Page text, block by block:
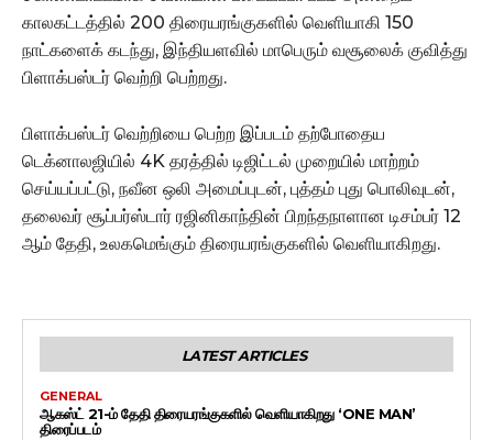
காலகட்டத்தில் 200 திரையரங்குகளில் வெளியாகி 150
நாட்களைக் கடந்து, இந்தியளவில் மாபெரும் வசூலைக் குவித்து
பிளாக்பஸ்டர் வெற்றி பெற்றது.
பிளாக்பஸ்டர் வெற்றியை பெற்ற இப்படம் தற்போதைய
டெக்னாலஜியில் 4K தரத்தில் டிஜிட்டல் முறையில் மாற்றம்
செய்யப்பட்டு, நவீன ஒலி அமைப்புடன், புத்தம் புது பொலிவுடன்,
தலைவர் சூப்பர்ஸ்டார் ரஜினிகாந்தின் பிறந்தநாளான டிசம்பர் 12
ஆம் தேதி, உலகமெங்கும் திரையரங்குகளில் வெளியாகிறது.
LATEST ARTICLES
GENERAL
ஆகஸ்ட் 21-ம் தேதி திரையரங்குகளில் வெளியாகிறது ‘ONE MAN’
திரைப்படம்